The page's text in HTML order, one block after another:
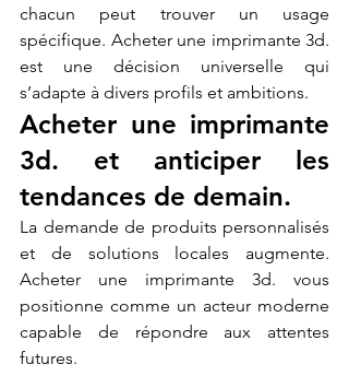
chacun peut trouver un usage
spécifique. Acheter une imprimante 3d.
est une décision universelle qui
s’adapte à divers profils et ambitions.
Acheter une imprimante
3d. et anticiper les
tendances de demain.
La demande de produits personnalisés
et de solutions locales augmente.
Acheter une imprimante 3d. vous
positionne comme un acteur moderne
capable de répondre aux attentes
futures.